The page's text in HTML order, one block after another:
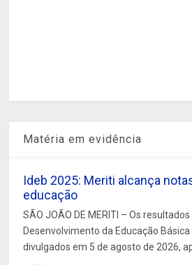
Matéria em evidência
Ideb 2025: Meriti alcança
educação
SÃO JOÃO DE MERITI – Os
Desenvolvimento da Educação Básica
divulgados em 5 de agosto de 2026,